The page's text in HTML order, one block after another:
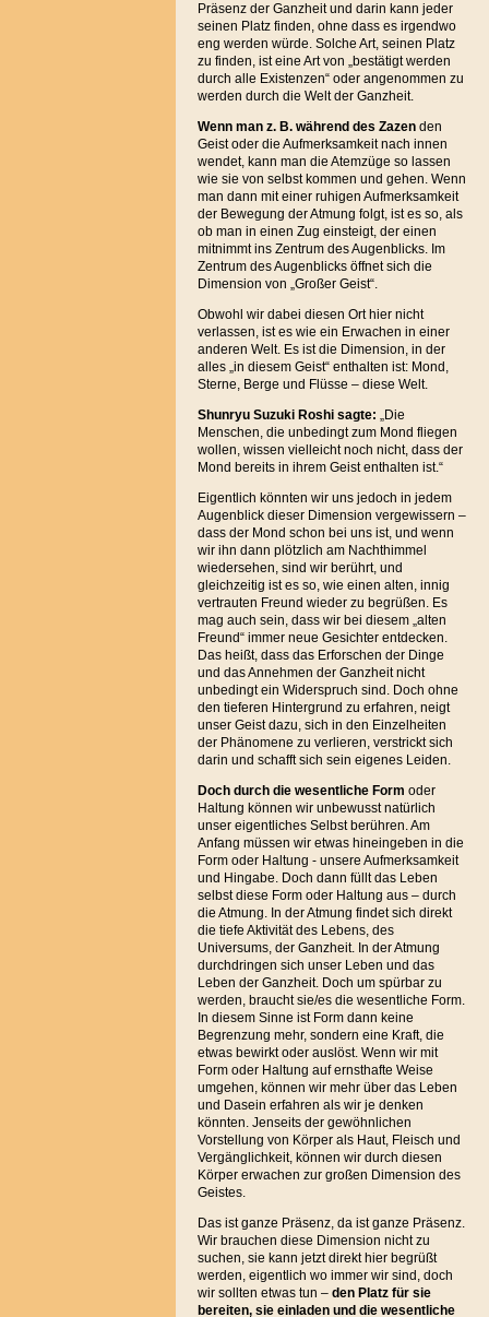
Präsenz der Ganzheit und darin kann jeder
seinen Platz finden, ohne dass es irgendwo
eng werden würde. Solche Art, seinen Platz
zu finden, ist eine Art von „bestätigt werden
durch alle Existenzen“ oder angenommen zu
werden durch die Welt der Ganzheit.
Wenn man z. B. während des Zazenden
Geist oder die Aufmerksamkeit nach innen
wendet, kann man die Atemzüge so lassen
wie sie von selbst kommen und gehen. Wenn
man dann mit einer ruhigen Aufmerksamkeit
der Bewegung der Atmung folgt, ist es so, als
ob man in einen Zug einsteigt, der einen
mitnimmt ins Zentrum des Augenblicks. Im
Zentrum des Augenblicks öffnet sich die
Dimension von „Großer Geist“.
Obwohl wir dabei diesen Ort hier nicht
verlassen, ist es wie ein Erwachen in einer
anderen Welt. Es ist die Dimension, in der
alles „in diesem Geist“ enthalten ist: Mond,
Sterne, Berge und Flüsse – diese Welt.
Shunryu Suzuki Roshi sagte: „Die
Menschen, die unbedingt zum Mond fliegen
wollen, wissen vielleicht noch nicht, dass der
Mond bereits in ihrem Geist enthalten ist.“
Eigentlich könnten wir uns jedoch in jedem
Augenblick dieser Dimension vergewissern –
dass der Mond schon bei uns ist, und wenn
wir ihn dann plötzlich am Nachthimmel
wiedersehen, sind wir berührt, und
gleichzeitig ist es so, wie einen alten, innig
vertrauten Freund wieder zu begrüßen. Es
mag auch sein, dass wir bei diesem „alten
Freund“ immer neue Gesichter entdecken.
Das heißt, dass das Erforschen der Dinge
und das Annehmen der Ganzheit nicht
unbedingt ein Widerspruch sind. Doch ohne
den tieferen Hintergrund zu erfahren, neigt
unser Geist dazu, sich in den Einzelheiten
der Phänomene zu verlieren, verstrickt sich
darin und schafft sich sein eigenes Leiden.
Doch durch die wesentliche Form oder
Haltung können wir unbewusst natürlich
unser eigentliches Selbst berühren. Am
Anfang müssen wir etwas hineingeben in die
Form oder Haltung - unsere Aufmerksamkeit
und Hingabe. Doch dann füllt das Leben
selbst diese Form oder Haltung aus – durch
die Atmung. In der Atmung findet sich direkt
die tiefe Aktivität des Lebens, des
Universums, der Ganzheit. In der Atmung
durchdringen sich unser Leben und das
Leben der Ganzheit. Doch um spürbar zu
werden, braucht sie/es die wesentliche Form.
In diesem Sinne ist Form dann keine
Begrenzung mehr, sondern eine Kraft, die
etwas bewirkt oder auslöst. Wenn wir mit
Form oder Haltung auf ernsthafte Weise
umgehen, können wir mehr über das Leben
und Dasein erfahren als wir je denken
könnten. Jenseits der gewöhnlichen
Vorstellung von Körper als Haut, Fleisch und
Vergänglichkeit, können wir durch diesen
Körper erwachen zur großen Dimension des
Geistes.
Das ist ganze Präsenz, da ist ganze Präsenz.
Wir brauchen diese Dimension nicht zu
suchen, sie kann jetzt direkt hier begrüßt
werden, eigentlich wo immer wir sind, doch
wir sollten etwas tun – den Platz für sie
bereiten, sie einladen und die wesentliche